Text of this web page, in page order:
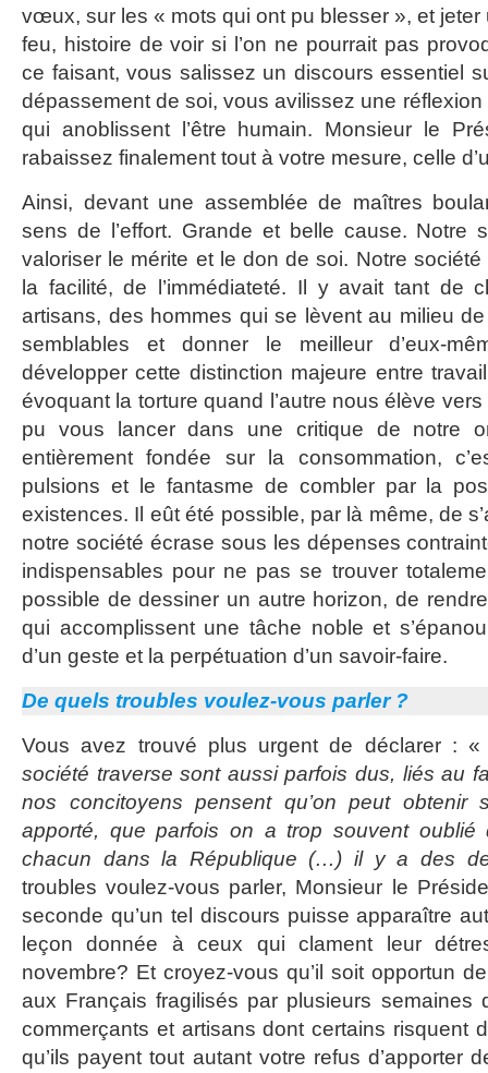
vœux, sur les « mots qui ont pu blesser », et jeter
feu, histoire de voir si l’on ne pourrait pas
ce faisant, vous salissez un discours essentiel
dépassement de soi, vous avilissez une
qui anoblissent l’être humain. Monsieur le
rabaissez finalement tout à votre mesure, celle
Ainsi, devant une assemblée de maîtres
sens de l’effort. Grande et belle cause. Notre
valoriser le mérite et le don de soi. Notre
la facilité, de l’immédiateté. Il y avait tant de
artisans, des hommes qui se lèvent au milieu
semblables et donner le meilleur d’eux-
développer cette distinction majeure entre
évoquant la torture quand l’autre nous élève
pu vous lancer dans une critique de notre
entièrement fondée sur la consommation,
pulsions et le fantasme de combler par la
existences. Il eût été possible, par là même, de
notre société écrase sous les dépenses
indispensables pour ne pas se trouver
possible de dessiner un autre horizon, de
qui accomplissent une tâche noble et
d’un geste et la perpétuation d’un savoir-faire.
De quels troubles voulez-vous parler ?
Vous avez trouvé plus urgent de déclarer :
société traverse sont aussi parfois dus, liés au
nos concitoyens pensent qu’on peut obtenir
apporté, que parfois on a trop souvent oublié
chacun dans la République (…) il y a des
troubles voulez-vous parler, Monsieur le
seconde qu’un tel discours puisse apparaître
leçon donnée à ceux qui clament leur
novembre? Et croyez-vous qu’il soit opportun
aux Français fragilisés par plusieurs semaines
commerçants et artisans dont certains risquent
qu’ils payent tout autant votre refus d’apporter